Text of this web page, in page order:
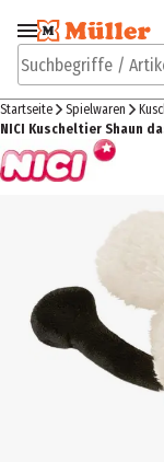
Zur Navigation
springen
Suchbegriffe /
Startseite Spielwaren
NICI Kuscheltier Shaun